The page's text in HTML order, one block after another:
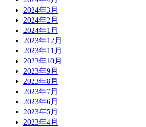
2024年3月
2024年2月
2024年1月
2023年12月
2023年11月
2023年10月
2023年9月
2023年8月
2023年7月
2023年6月
2023年5月
2023年4月